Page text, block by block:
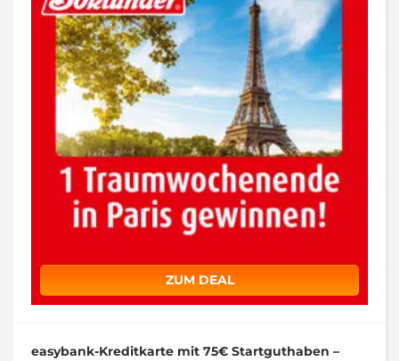
ZUM DEAL
easybank-Kreditkarte mit 75€ Startguthaben –